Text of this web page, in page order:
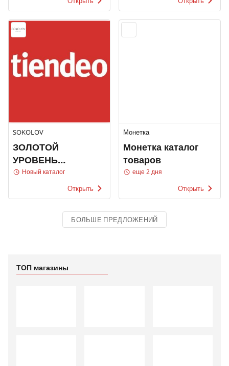
SOKOLOV
ЗОЛОТОЙ
УРОВЕНЬ
ВЫГОДЫ!
Новый каталог
Открыть
Монетка
Монетка каталог
товаров
еще 2 дня
Открыть
БОЛЬШЕ ПРЕДЛОЖЕНИЙ
ТОП магазины